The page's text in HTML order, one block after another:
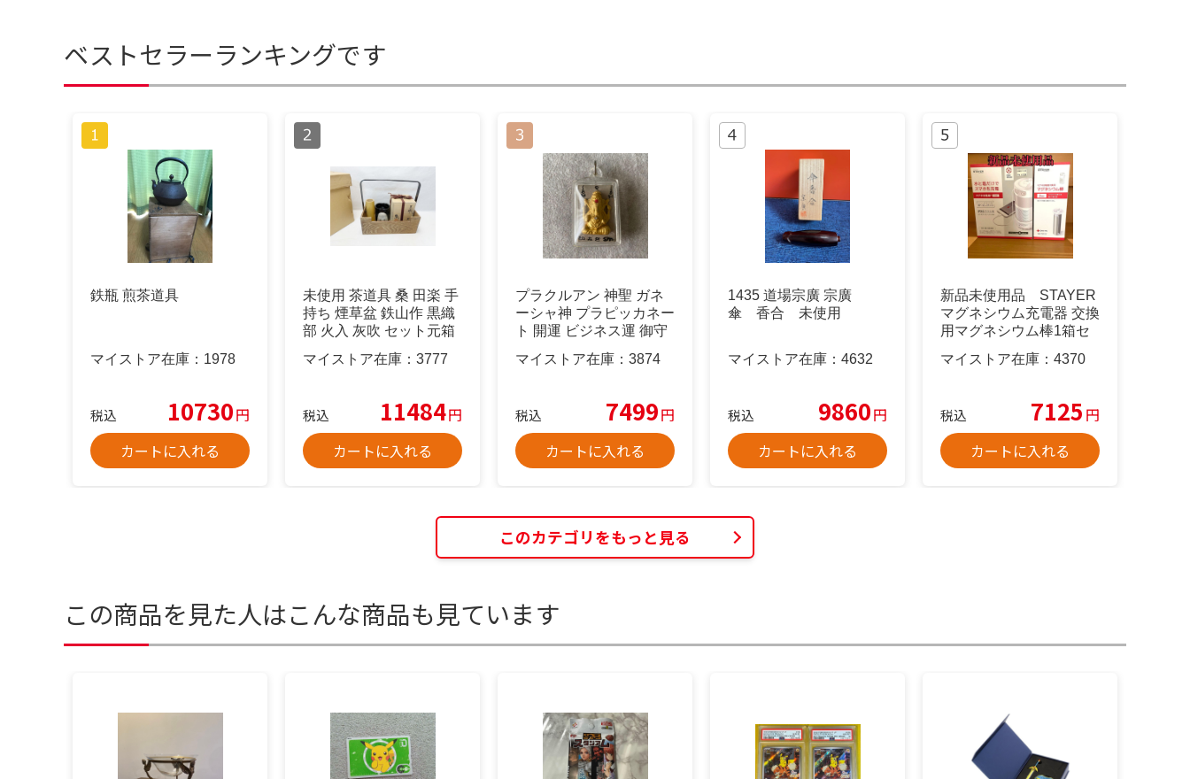
ベストセラーランキングです
鉄瓶 煎茶道具
マイストア在庫： 1978
税込 10730円
カートに入れる
未使用 茶道具 桑 田楽 手
持ち 煙草盆 鉄山作 黒織
部 火入 灰吹 セット元箱
マイストア在庫： 3777
税込 11484円
カートに入れる
プラクルアン 神聖 ガネ
ーシャ神 プラピッカネー
ト 開運 ビジネス運 御守
マイストア在庫： 3874
税込 7499円
カートに入れる
1435 道場宗廣 宗廣
傘 香合 未使用
マイストア在庫： 4632
税込 9860円
カートに入れる
新品未使用品 STAYER
マグネシウム充電器 交換
用マグネシウム棒1箱セ
マイストア在庫： 4370
税込 7125 円
カートに入れる
このカテゴリをもっと見る
この商品を見た人はこんな商品も見ています